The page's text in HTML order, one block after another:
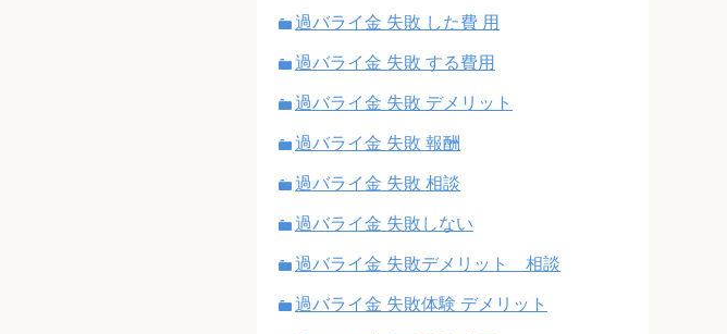
過バライ金 失敗 した費 用
過バライ金 失敗 する費用
過バライ金 失敗 デメリット
過バライ金 失敗 報酬
過バライ金 失敗 相談
過バライ金 失敗しない
過バライ金 失敗デメリット 相談
過バライ金 失敗体験 デメリット